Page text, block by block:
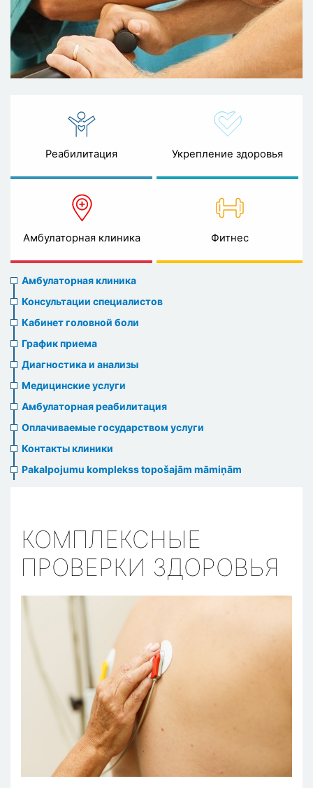
Реабилитация Укрепление здоровья
Амбулаторная клиника Фитнес
Ambulatory
clinic
menu
Амбулаторная клиника
Консультации специалистов
Кабинет головной боли
График приема
Диагностика и анализы
Медицинские услуги
Амбулаторная реабилитация
Оплачиваемые государством услуги
Контакты клиники
Pakalpojumu komplekss topošajām māmiņām
КОМПЛЕКСНЫЕ
ПРОВЕРКИ ЗДОРОВЬЯ